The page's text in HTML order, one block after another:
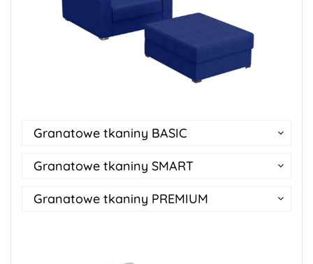
Granatowe tkaniny BASIC
Granatowe tkaniny SMART
Granatowe tkaniny PREMIUM